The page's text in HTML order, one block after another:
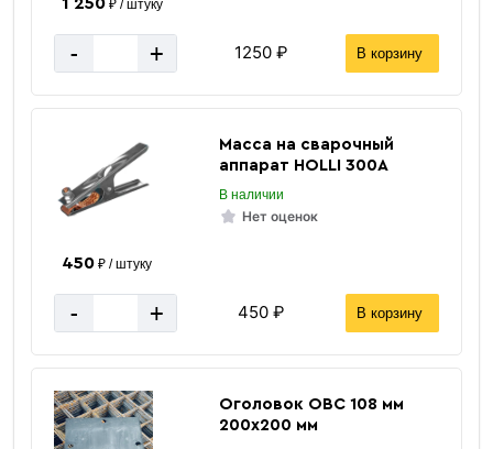
1 250₽ / штуку
- + 1250 ₽ В корзину
Масса на сварочный
аппарат HOLLI 300А
В наличии
Нет оценок
450₽ / штуку
- + 450 ₽ В корзину
Оголовок ОВС 108 мм
200х200 мм